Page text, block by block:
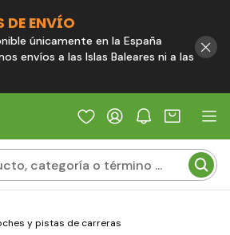
DE ENVÍO
únicamente en la España
envíos a las Islas Baleares ni a las
y pistas de carreras